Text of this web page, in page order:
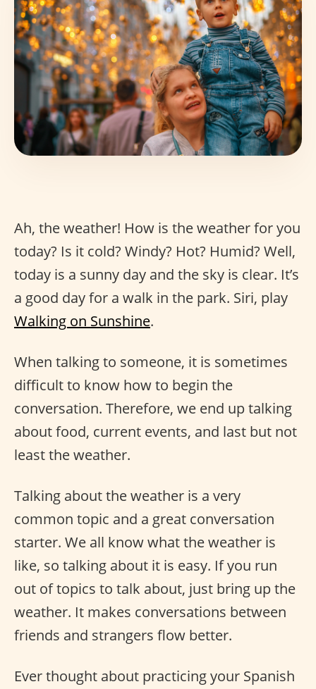
Ah, the weather! How is the weather for you
today? Is it cold? Windy? Hot? Humid? Well,
today is a sunny day and the sky is clear. It’s
a good day for a walk in the park. Siri, play
Walking on Sunshine.
When talking to someone, it is sometimes
difficult to know how to begin the
conversation. Therefore, we end up talking
about food, current events, and last but not
least the weather.
Talking about the weather is a very
common topic and a great conversation
starter. We all know what the weather is
like, so talking about it is easy. If you run
out of topics to talk about, just bring up the
weather. It makes conversations between
friends and strangers flow better.
Ever thought about practicing your Spanish